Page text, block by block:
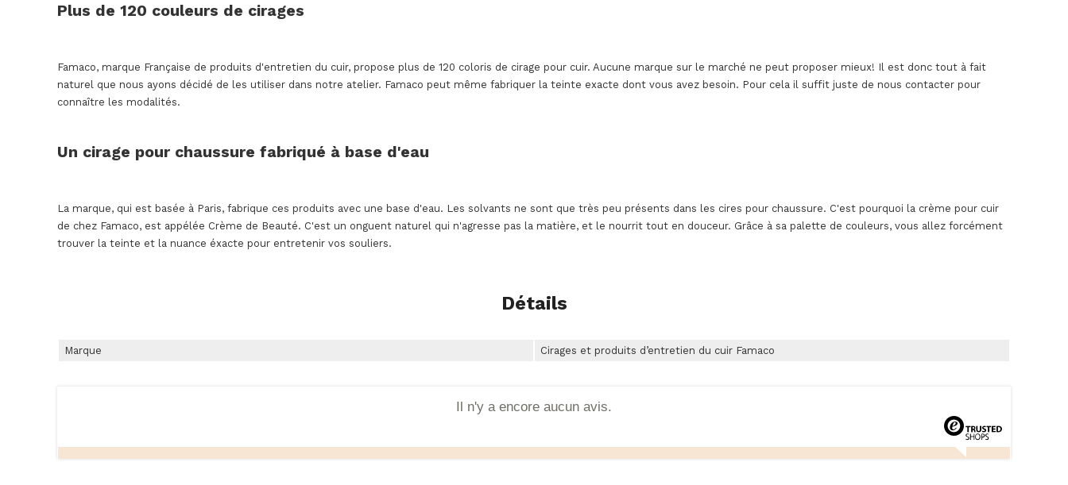
Plus de 120 couleurs de cirages
Famaco, marque Française de produits d'entretien du cuir, propose plus de 120 coloris de cirage pour cuir. Aucune marque sur le marché ne peut proposer mieux! Il est donc tout à fait
naturel que nous ayons décidé de les utiliser dans notre atelier. Famaco peut même fabriquer la teinte exacte dont vous avez besoin. Pour cela il suffit juste de nous contacter pour
connaître les modalités.
Un cirage pour chaussure fabriqué à base d'eau
La marque, qui est basée à Paris, fabrique ces produits avec une base d'eau. Les solvants ne sont que très peu présents dans les cires pour chaussure. C'est pourquoi la crème pour cuir
de chez Famaco, est appélée Crème de Beauté. C'est un onguent naturel qui n'agresse pas la matière, et le nourrit tout en douceur. Grâce à sa palette de couleurs, vous allez forcément
trouver la teinte et la nuance éxacte pour entretenir vos souliers.
Détails
Marque Cirages et produits d’entretien du cuir Famaco
Il n'y a encore aucun avis.